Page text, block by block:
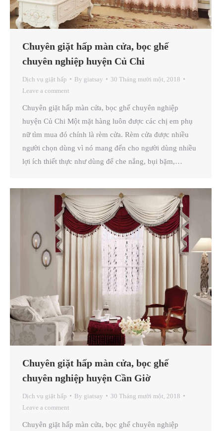
Chuyên giặt hấp màn cửa, bọc ghế
chuyên nghiệp huyện Củ Chi
Dịch vụ giặt hấp By giatsay
30 Tháng mười một, 2018
Leave a comment
Chuyên giặt hấp màn cửa, bọc ghế chuyên nghiệp
huyện Củ Chi Một mặt hàng luôn được các chị em phụ
nữ tìm mua đó chính là rèm cửa. Rèm cửa được nhiều
người chọn dùng vì nó mang đến cho người dùng nhiều
lợi ích thiết thực như dùng để che nắng, bụi bặm,…
Chuyên giặt hấp màn cửa, bọc ghế
chuyên nghiệp huyện Cần Giờ
Dịch vụ giặt hấp By giatsay
30 Tháng mười một, 2018
Leave a comment
Chuyên giặt hấp màn cửa, bọc ghế chuyên nghiệp